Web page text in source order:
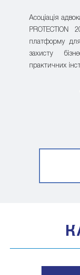
Асоціація
платформу для
захисту
практичних